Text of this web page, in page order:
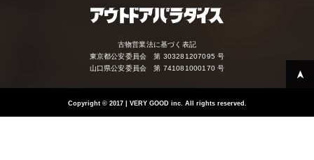
古物営業法に基づく表記
東京都公安委員会 第 303281207095 号
山口県公安委員会 第 741081000170 号
Copyright ©2017 | VERY GOOD inc. All rights reserved.